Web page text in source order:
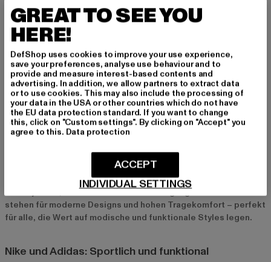
Parka und lange Jacken für vielseitige Looks
Winterjacken in Beige die richtige Wahl. Diese Modelle bieten
zusätzlichen Schutz und Wärme und verleihen deinem Outfit
eine schicke Note. Besonders Parka mit Kunstfellbesatz an der
Kapuze sind ein echter Hingucker und perfekt für kalte
Wintertage geeignet.
Urban Classics und Only: Modern und lässig
undOnlybieten eine breite Auswahl an beigen
Winterjacken, die sich ideal für den Alltag eignen. Diese Marken
stehen für moderne Designs und hohen Tragekomfort – perfekt
für alle, die Wert auf modische und funktionale Styles legen.
Nike und Adidas: Sportlich und funktional
GREAT TO SEE YOU
HERE!
DefShop uses cookies to improve your use experience,
save your preferences, analyse use behaviour and to
provide and measure interest-based contents and
advertising. In addition, we allow partners to extract data
or to use cookies. This may also include the processing of
your data in the USA or other countries which do not have
the EU data protection standard. If you want to change
this, click on "Custom settings". By clicking on "Accept" you
agree to this. Data protection
INDIVIDUAL SETTINGS
ACCEPT